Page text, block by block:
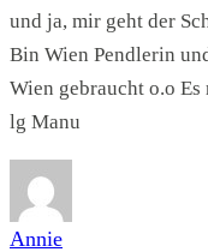
und ja, mir geht der
Bin Wien Pendlerin
Wien gebraucht o.o Es
lg Manu
Annie